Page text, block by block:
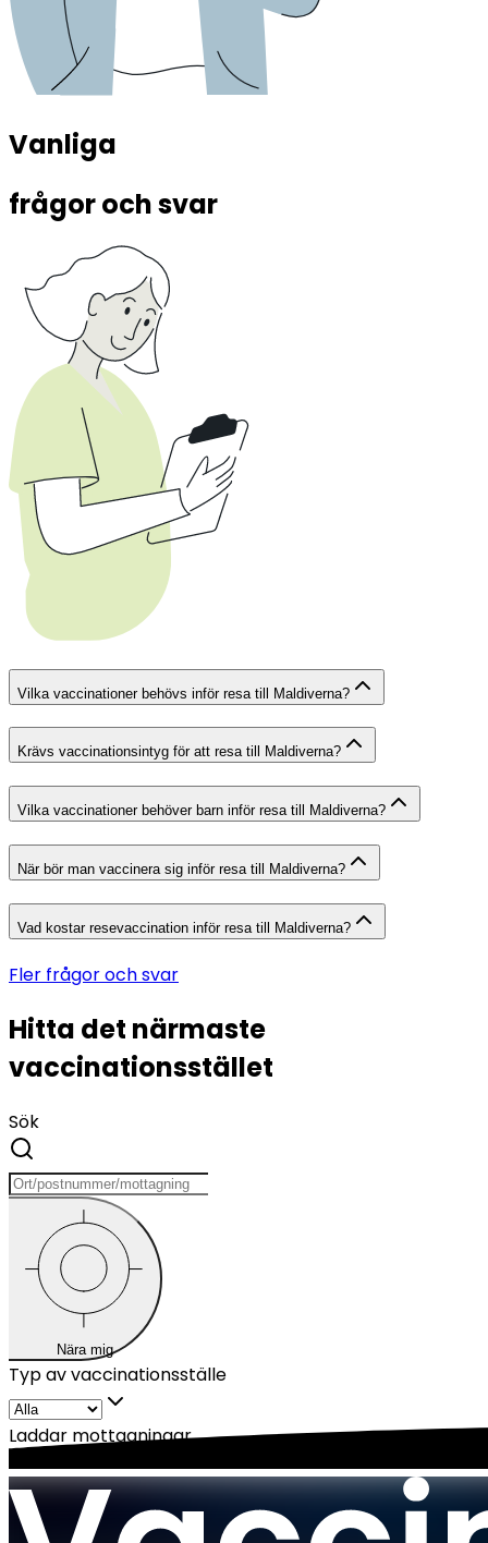
Vanliga
frågor och svar
Vilka vaccinationer behövs inför resa till Maldiverna?
Krävs vaccinationsintyg för att resa till Maldiverna?
Vilka vaccinationer behöver barn inför resa till Maldiverna?
När bör man vaccinera sig inför resa till Maldiverna?
Vad kostar resevaccination inför resa till Maldiverna?
Fler frågor och svar
Hitta det närmaste
vaccinationsstället
Sök
Nära mig
Typ av vaccinationsställe
Laddar mottagningar...